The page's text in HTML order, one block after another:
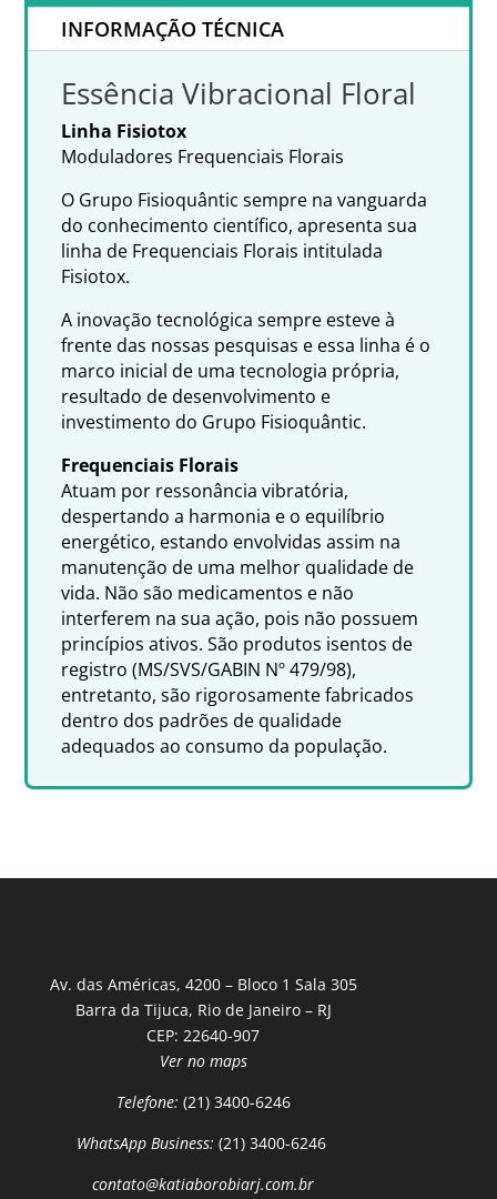
INFORMAÇÃO TÉCNICA
Essência Vibracional Floral
Linha Fisiotox
Moduladores Frequenciais Florais
O Grupo Fisioquântic sempre na vanguarda
do conhecimento científico, apresenta sua
linha de Frequenciais Florais intitulada
Fisiotox.
A inovação tecnológica sempre esteve à
frente das nossas pesquisas e essa linha é o
marco inicial de uma tecnologia própria,
resultado de desenvolvimento e
investimento do Grupo Fisioquântic.
Frequenciais Florais
Atuam por ressonância vibratória,
despertando a harmonia e o equilíbrio
energético, estando envolvidas assim na
manutenção de uma melhor qualidade de
vida. Não são medicamentos e não
interferem na sua ação, pois não possuem
princípios ativos. São produtos isentos de
registro (MS/SVS/GABIN Nº 479/98),
entretanto, são rigorosamente fabricados
dentro dos padrões de qualidade
adequados ao consumo da população.
Av. das Américas, 4200 – Bloco 1 Sala 305
Barra da Tijuca, Rio de Janeiro – RJ
CEP: 22640-907
Ver no maps
Telefone: (21) 3400-6246
WhatsApp Business: (21) 3400-6246
contato@katiaborobiarj.com.br